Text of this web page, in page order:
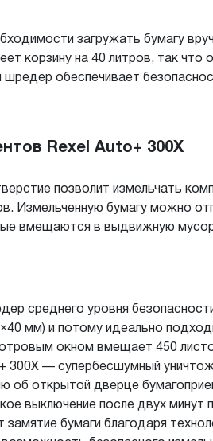
загружать бумагу
корзину на 40 литров, так
обеспечивает
Rexel Auto+ 300X
позволит измельчать
Измельченную бумагу можно
вмещаются в выдвижную
среднего уровня
мм) и потому идеально
окном вмещает 450
300X — супербесшумный
открытой дверце
выключение после двух
замятие бумаги благодаря